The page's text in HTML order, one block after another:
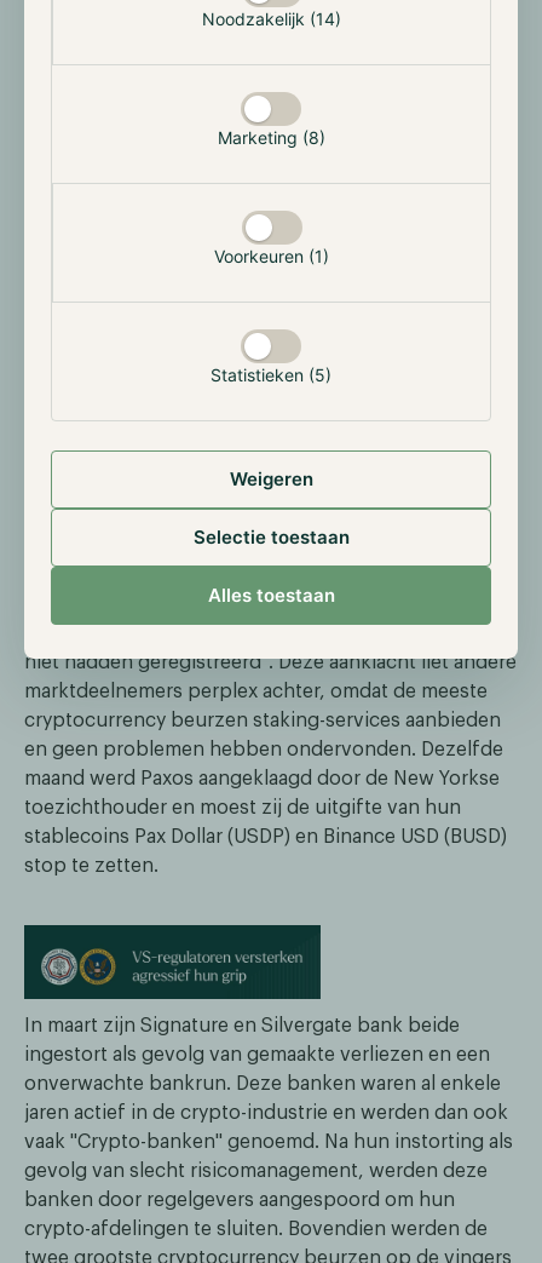
Noodzakelijk (14)
Marketing (8)
Voorkeuren (1)
Statistieken (5)
Weigeren
Selectie toestaan
Alles toestaan
Tijdens de vergadering publiceerde het FOMC ook
zijn nieuw bijgewerkte Dot Plot die meer informatie
geeft over toekomstige rentetarieven. Volgens de Dot
Plot verwacht het FOMC nog altijd dat de rente nog
één keer verhoogd zal worden, waardoor de
uiteindelijke rentestand op 5,25% komt. De volgende
FOMC-vergadering wordt gehouden op 3 mei; het
wordt dus een interessante periode voor de markt.
Amerikaanse toezichthouders treden
cryptocurrency markt te maken gehad met
verschillende regelgevende acties tegen grote
spelers in de sector, allemaal gevestigd in de VS. In
februari werd cryptocurrency exchange Kraken
aangeklaagd door de Security and Exchange
Committee, omdat zij "het aanbod en de verkoop van
niet hadden geregistreerd". Deze aanklacht liet andere
marktdeelnemers perplex achter, omdat de meeste
cryptocurrency beurzen staking-services aanbieden
en geen problemen hebben ondervonden. Dezelfde
maand werd Paxos aangeklaagd door de New Yorkse
toezichthouder en moest zij de uitgifte van hun
stablecoins Pax Dollar (USDP) en Binance USD (BUSD)
stop te zetten.
In maart zijn Signature en Silvergate bank beide
ingestort als gevolg van gemaakte verliezen en een
onverwachte bankrun. Deze banken waren al enkele
jaren actief in de crypto-industrie en werden dan ook
vaak "Crypto-banken" genoemd. Na hun instorting als
gevolg van slecht risicomanagement, werden deze
banken door regelgevers aangespoord om hun
crypto-afdelingen te sluiten. Bovendien werden de
twee grootste cryptocurrency beurzen op de vingers